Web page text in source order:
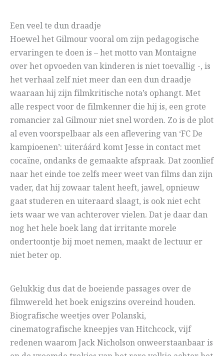
Een veel te dun draadje
Hoewel het Gilmour vooral om zijn pedagogische
ervaringen te doen is – het motto van Montaigne
over het opvoeden van kinderen is niet toevallig -, is
het verhaal zelf niet meer dan een dun draadje
waaraan hij zijn filmkritische nota’s ophangt. Met
alle respect voor de filmkenner die hij is, een grote
romancier zal Gilmour niet snel worden. Zo is de plot
al even voorspelbaar als een aflevering van ‘FC De
kampioenen’: uiteráárd komt Jesse in contact met
cocaïne, ondanks de gemaakte afspraak. Dat zoonlief
naar het einde toe zelfs meer weet van films dan zijn
vader, dat hij zowaar talent heeft, jawel, opnieuw
gaat studeren en uiteraard slaagt, is ook niet echt
iets waar we van achterover vielen. Dat je daar dan
nog het hele boek lang dat irritante morele
ondertoontje bij moet nemen, maakt de lectuur er
niet beter op.
Gelukkig dus dat de boeiende passages over de
filmwereld het boek enigszins overeind houden.
Biografische weetjes over Polanski,
cinematografische kneepjes van Hitchcock, vijf
redenen waarom Jack Nicholson onweerstaanbaar is